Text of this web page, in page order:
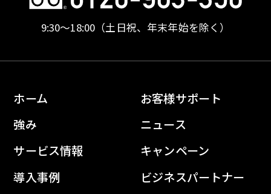
9:30〜18:00 （土日祝、年末年始を除く）
ホーム
強み
サービス情報
導入事例
お客様サポート
ニュース
キャンペーン
ビジネスパートナー